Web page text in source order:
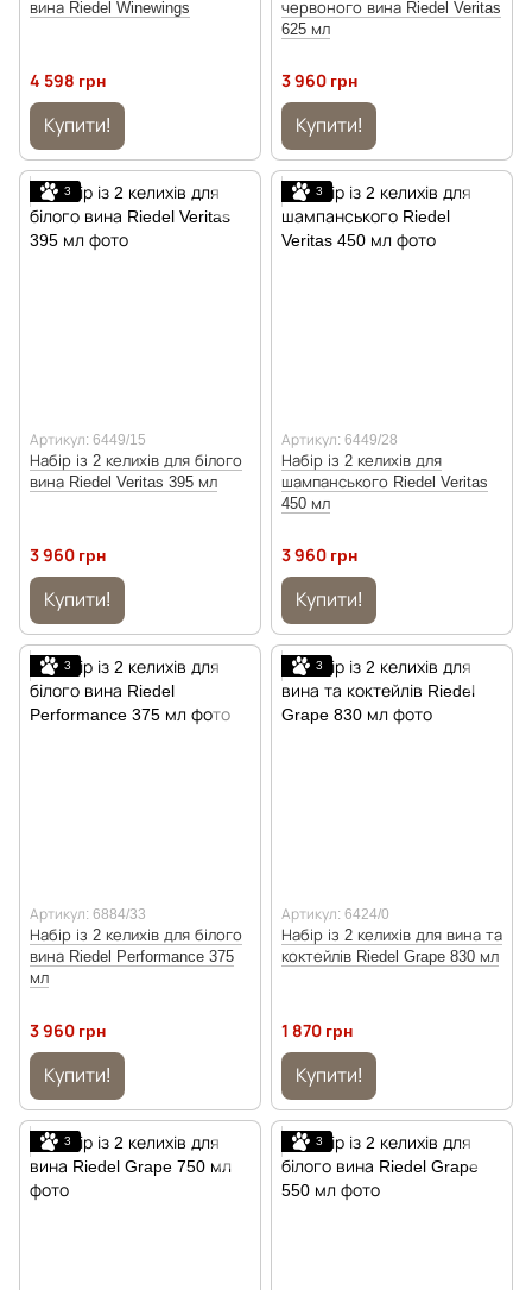
вина Riedel Winewings
4 598 грн
Купити!
червоного вина Riedel Veritas
625 мл
3 960 грн
Купити!
3
Артикул: 6449/15
Набір із 2 келихів для білого
вина Riedel Veritas 395 мл
3 960 грн
Купити!
3
Артикул: 6449/28
Набір із 2 келихів для
шампанського Riedel Veritas
450 мл
3 960 грн
Купити!
3
Артикул: 6884/33
Набір із 2 келихів для білого
вина Riedel Performance 375
мл
3 960 грн
Купити!
3
Артикул: 6424/0
Набір із 2 келихів для вина та
коктейлів Riedel Grape 830 мл
1 870 грн
Купити!
3 3